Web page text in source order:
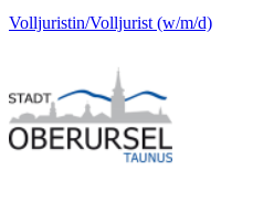
Volljuristin/Volljurist (w/m/d)